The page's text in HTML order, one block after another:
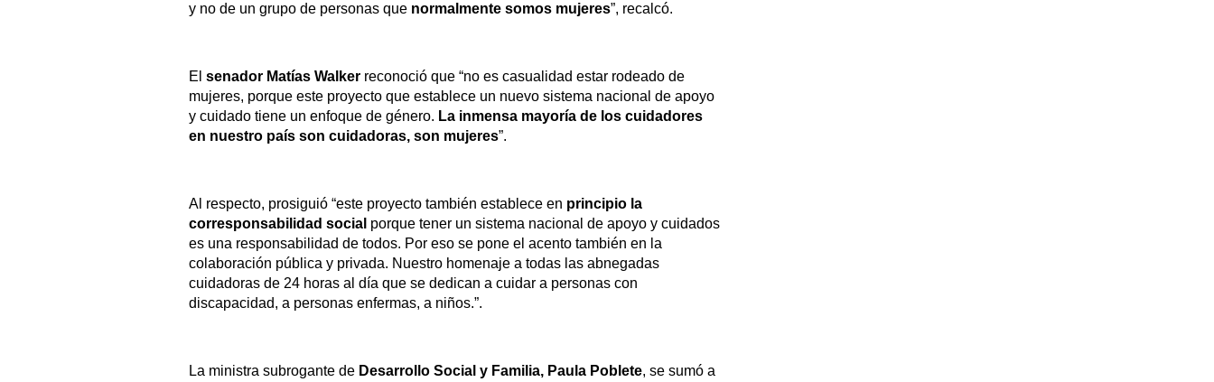
y no de un grupo de personas que normalmente somos mujeres”, recalcó.
El senador Matías Walker reconoció que “no es casualidad estar rodeado de
mujeres, porque este proyecto que establece un nuevo sistema nacional de apoyo
y cuidado tiene un enfoque de género. La inmensa mayoría de los cuidadores
en nuestro país son cuidadoras, son mujeres”.
Al respecto, prosiguió “este proyecto también establece en principio la
corresponsabilidad social porque tener un sistema nacional de apoyo y cuidados
es una responsabilidad de todos. Por eso se pone el acento también en la
colaboración pública y privada. Nuestro homenaje a todas las abnegadas
cuidadoras de 24 horas al día que se dedican a cuidar a personas con
discapacidad, a personas enfermas, a niños.”.
La ministra subrogante de Desarrollo Social y Familia, Paula Poblete, se sumó a